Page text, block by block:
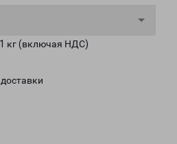
кг (включая НДС)